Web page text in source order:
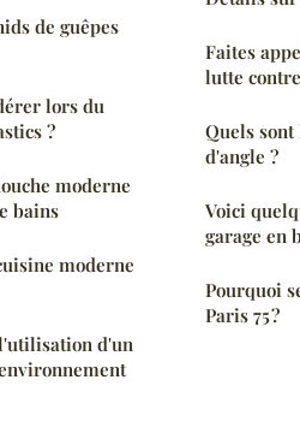
de guêpes
lors du
?
moderne
bains
moderne
d'un
Faites
lutte
Quels
d'angle ?
Voici
garage en
Pourquoi
Paris 75 ?